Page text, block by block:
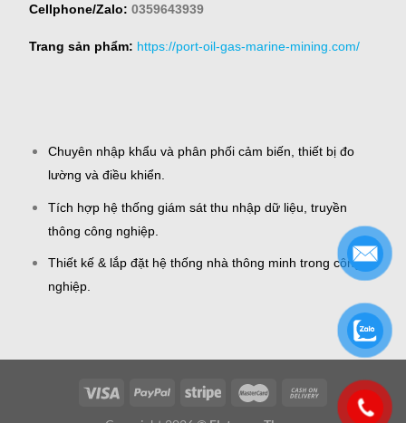
Cellphone/Zalo: 0359643939
Trang sản phẩm: https://port-oil-gas-marine-mining.com/
Chuyên nhập khẩu và phân phối cảm biến, thiết bị đo
lường và điều khiển.
Tích hợp hệ thống giám sát thu nhập dữ liệu, truyền
thông công nghiệp.
Thiết kế & lắp đặt hệ thống nhà thông minh trong công
nghiệp.